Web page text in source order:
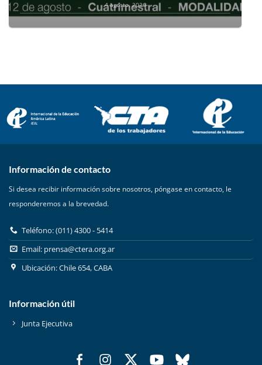
4 agosto, 2026
Información de contacto
Si desea recibir información sobre nosotros, póngase en contacto, le
responderemos a la brevedad.
Teléfono: (011) 4300 - 5414
Email: prensa@ctera.org.ar
Ubicación: Chile 654, CABA
Información útil
Junta Ejecutiva